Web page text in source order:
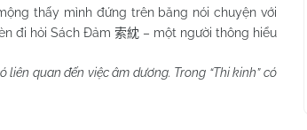
thấy mình đứng trên băng nói chuyện với
đi hỏi Sách Đảm 索紞 – một người thông hiểu
quan đến việc âm dương. Trong “Thi kinh” có